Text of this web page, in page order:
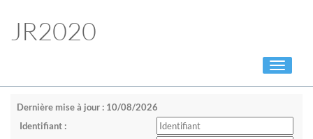
JR2020
Toggle
Dernière mise à jour : 10/08/2026
Identifiant :